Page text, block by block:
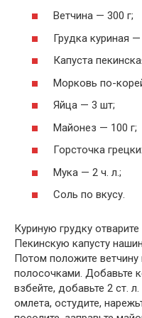
Ветчина — 300 г;
Грудка куриная
Капуста
Морковь по-
Яйца — 3 шт;
Майонез — 100 г;
Горсточка
Мука — 2 ч. л.;
Соль по вкусу.
Куриную грудку
Пекинскую капусту
Потом положите
полосочками. Добавьте
взбейте, добавьте 2 ст.
омлета, остудите,